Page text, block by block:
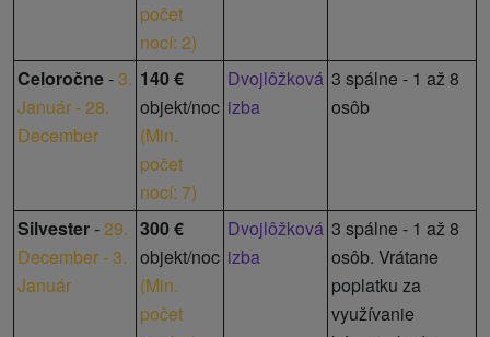
počet
nocí: 2)
Celoročne-3.
Január - 28.
December
140 €
objekt/noc
(Min.
počet
nocí: 7)
Dvojlôžková
izba
3 spálne - 1 až 8
osôb
Silvester-29.
December - 3.
Január
300 €
objekt/noc
(Min.
počet
Dvojlôžková
izba
3 spálne - 1 až 8
osôb. Vrátane
poplatku za
využívanie